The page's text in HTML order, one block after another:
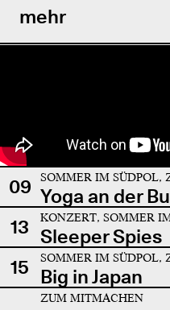
mehr
09 SOMMER IM SÜDPOL,
Yoga an der
13
KONZERT, SOMMER
Sleeper Spies
15
SOMMER IM SÜDPOL,
Big in Japan
ZUM MITMACHEN